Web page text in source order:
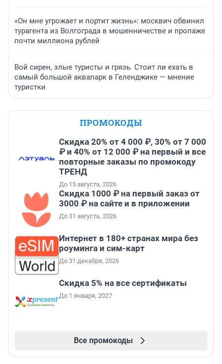
«Он мне угрожает и портит жизнь»: москвич обвинил
турагента из Волгограда в мошенничестве и пропаже
почти миллиона рублей
Вой сирен, злые туристы и грязь. Стоит ли ехать в
самый большой аквапарк в Геленджике — мнение
туристки
ПРОМОКОДЫ
Скидка 20% от 4 000 ₽, 30% от 7 000
₽ и 40% от 12 000 ₽ на первый и все
повторные заказы по промокоду
ТРЕНД
До 15 августа, 2026
Скидка 1000 ₽ на первый заказ от
3000 ₽ на сайте и в приложении
До 31 августа, 2026
Интернет в 180+ странах мира без
роуминга и сим-карт
До 31 декабря, 2026
Скидка 5% на все сертификаты
До 1 января, 2027
Все промокоды